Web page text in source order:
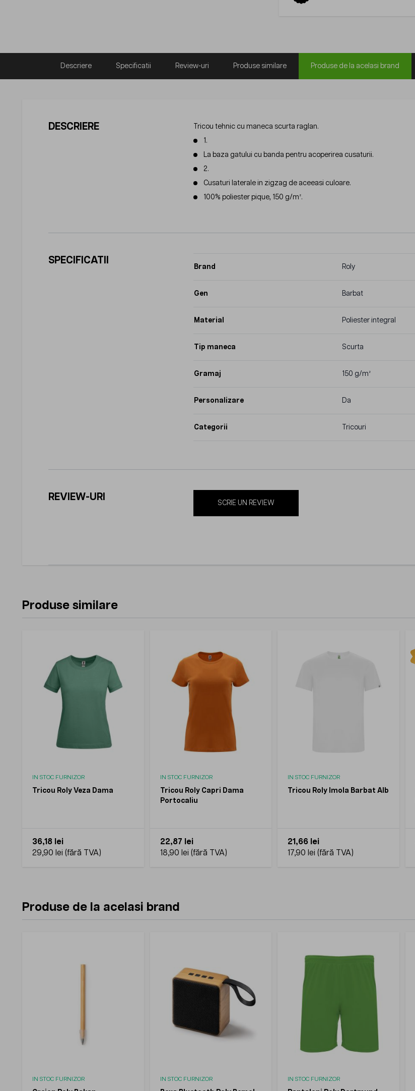
Descriere Specificatii Review-uri Produse similare Produse de la acelasi brand
DESCRIERE
Tricou tehnic cu maneca scurta raglan.
1.
La baza gatului cu banda pentru acoperirea cusaturii.
2.
Cusaturi laterale in zigzag de aceeasi culoare.
100% poliester pique, 150 g/m².
SPECIFICATII
Brand Roly
Gen Barbat
Material Poliester integral
Tip maneca Scurta
Gramaj 150 g/m²
Personalizare Da
Categorii Tricouri
REVIEW-URI
SCRIE UN REVIEW
Produse similare
IN STOC FURNIZOR
Tricou Roly Veza Dama
36,18 lei
29,90 lei
IN STOC FURNIZOR
Tricou Roly Capri Dama
Portocaliu
22,87 lei
18,90 lei
IN STOC FURNIZOR
Tricou Roly Imola Barbat Alb
21,66 lei
17,90 lei
Produse de la acelasi brand
IN STOC FURNIZOR IN STOC FURNIZOR IN STOC FURNIZOR